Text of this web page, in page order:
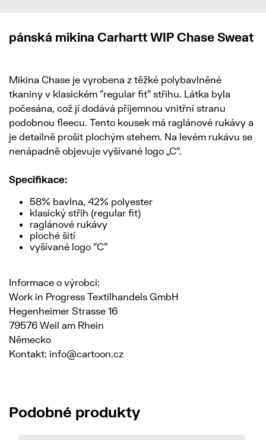
pánská mikina Carhartt WIP Chase Sweat
Mikina Chase je vyrobena z těžké polybavlněné
tkaniny v klasickém "regular fit" střihu. Látka byla
počesána, což jí dodává příjemnou vnitřní stranu
podobnou fleecu. Tento kousek má raglánové rukávy a
je detailně prošit plochým stehem. Na levém rukávu se
nenápadně objevuje vyšívané logo „C“.
Specifikace:
58% bavlna, 42% polyester
klasický střih (regular fit)
raglánové rukávy
ploché šití
vyšívané logo "C"
Informace o výrobci:
Work in Progress Textilhandels GmbH
Hegenheimer Strasse 16
79576 Weil am Rhein
Německo
Kontakt: info@cartoon.cz
Podobné produkty